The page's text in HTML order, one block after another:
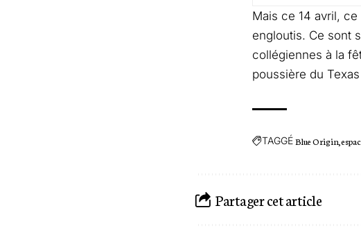
Mais ce 14 avril,
engloutis. Ce sont
collégiennes à la
poussière du
TAGGÉBlue Origin
Partager cet article